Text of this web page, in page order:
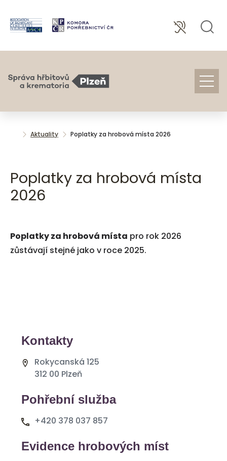
Aktuality Poplatky za hrobová místa 2026
Poplatky za hrobová místa
2026
Poplatky za hrobová místa pro rok 2026
zůstávají stejné jako v roce 2025.
Kontakty
Rokycanská 125
312 00 Plzeň
Pohřební služba
+420 378 037 857
Evidence hrobových míst